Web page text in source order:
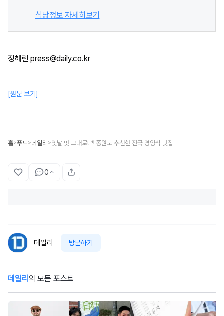
식당정보 자세히보기
정해린 press@daily.co.kr
[원문 보기]
홈>푸드>데일리>옛날 맛 그대로! 백종원도 추천한 전국 경양식 맛집
0
데일리 방문하기
데일리 의 모든 포스트